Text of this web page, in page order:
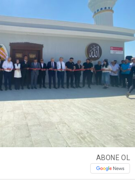
ABONE OL